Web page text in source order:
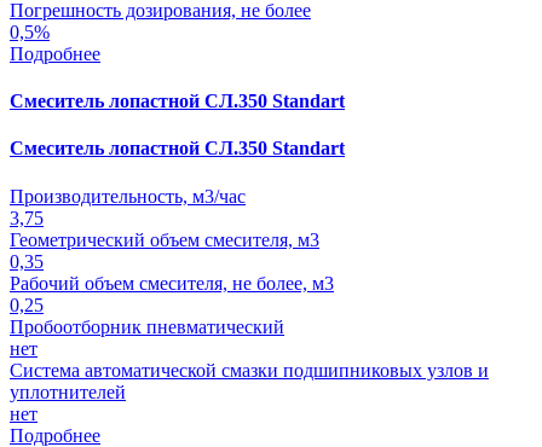
Погрешность дозирования, не более
0,5%
Подробнее
Смеситель лопастной СЛ.350 Standart
Смеситель лопастной СЛ.350 Standart
Производительность, м3/час
3,75
Геометрический объем смесителя, м3
0,35
Рабочий объем смесителя, не более, м3
0,25
Пробоотборник пневматический
нет
Система автоматической смазки подшипниковых узлов и
уплотнителей
нет
Подробнее